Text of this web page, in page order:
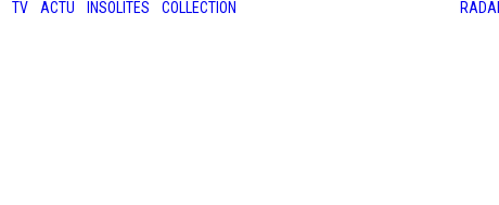
TV ACTU INSOLITES COLLECTION